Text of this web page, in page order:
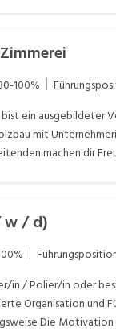
100%
ein
mit
machen dir
w / d)
/ Polier/in oder
Organisation und
Die